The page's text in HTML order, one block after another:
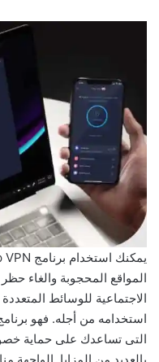
المواقع المحجوبة والغاء
الاجتماعية للوسائط